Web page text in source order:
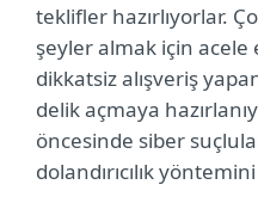
teklifler hazırlıyorlar.
şeyler almak için acele
dikkatsiz alışveriş
delik açmaya
öncesinde siber
dolandırıcılık yöntemini